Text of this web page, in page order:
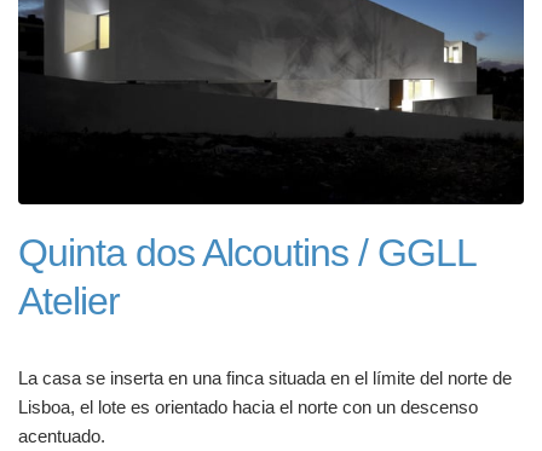
Quinta dos Alcoutins / GGLL
Atelier
La casa se inserta en una finca situada en el límite del norte de
Lisboa, el lote es orientado hacia el norte con un descenso
acentuado.